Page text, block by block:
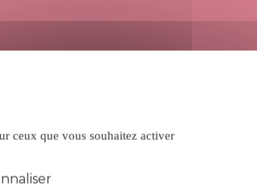
ceux que vous souhaitez activer